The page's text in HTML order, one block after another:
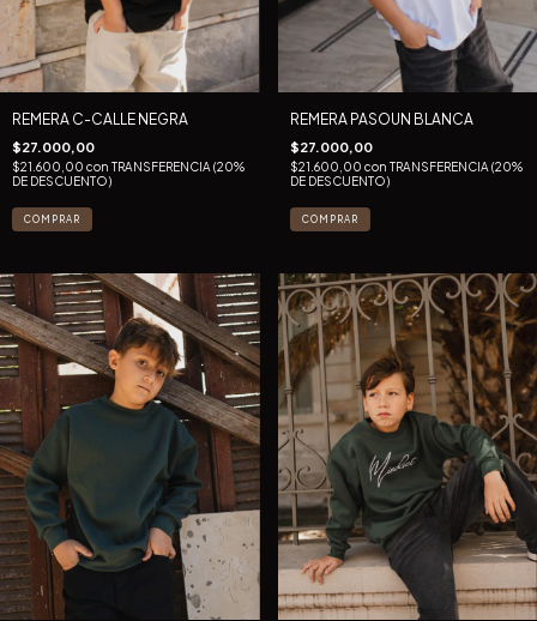
REMERA C-CALLE NEGRA
$27.000,00
$21.600,00 con TRANSFERENCIA (20%
DE DESCUENTO)
COMPRAR
REMERA PASOUN BLANCA
$27.000,00
$21.600,00 con TRANSFERENCIA (20%
DE DESCUENTO)
COMPRAR